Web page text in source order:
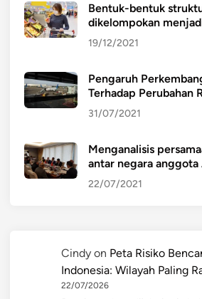
Bentuk-bentuk
dikelompokan
19/12/2021
Pengaruh
Terhadap Perubahan
31/07/2021
Menganalisis
antar negara anggota
22/07/2021
Cindy on Peta Risiko
Indonesia: Wilayah Paling
22/07/2026